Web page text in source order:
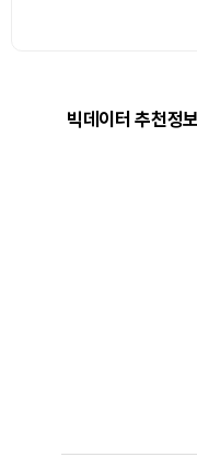
빅데이터 추천정보